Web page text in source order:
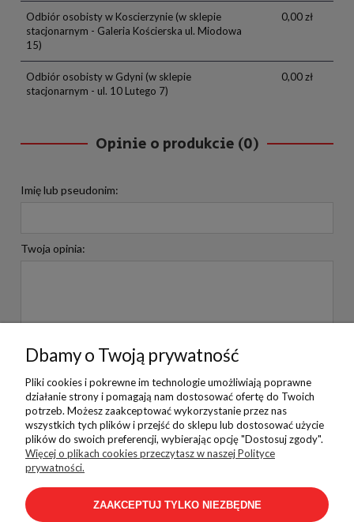
Odbiór osobisty w Koscierzynie(w sklepie
stacjonarnym - Galeria Kościerska ul. Miodowa
15)
0,00 zł
Odbiór osobisty w Gdyni(w sklepie
stacjonarnym - ul. 10 Lutego 7)
0,00 zł
Opinie o produkcie (0)
Imię lub pseudonim:
Twoja opinia:
Pomoc
Płatności i dostawa
Dbamy o Twoją prywatność
Pliki cookies i pokrewne im technologie umożliwiają poprawne
działanie strony i pomagają nam dostosować ofertę do Twoich
potrzeb. Możesz zaakceptować wykorzystanie przez nas
wszystkich tych plików i przejść do sklepu lub dostosować użycie
plików do swoich preferencji, wybierając opcję "Dostosuj zgody".
Więcej o plikach cookies przeczytasz w naszej Polityce
prywatności.
ZAAKCEPTUJ TYLKO NIEZBĘDNE